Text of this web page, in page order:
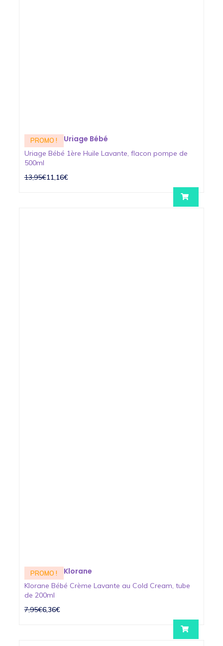
PROMO ! Uriage Bébé
Uriage Bébé 1ère Huile Lavante, flacon pompe de
500ml
13,95€11,16€
PROMO ! Klorane
Klorane Bébé Crème Lavante au Cold Cream, tube
de 200ml
7,95€6,36€